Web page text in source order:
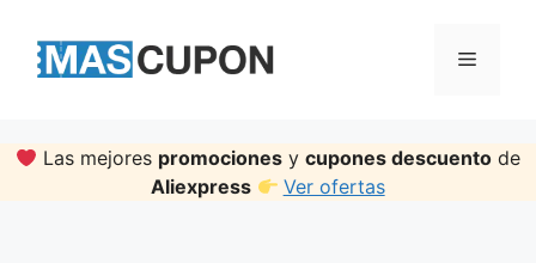
content
Menu
Las mejores promociones ycupones descuento de
Aliexpress
Ver ofertas